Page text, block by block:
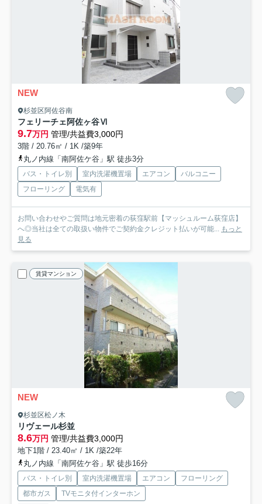
NEW
杉並区阿佐谷南
フェリーチェ阿佐ヶ谷Ⅵ
9.7万円 管理/共益費3,000円
3階 / 20.76㎡ / 1K /築9年
丸ノ内線「南阿佐ケ谷」駅 徒歩3分
バス・トイレ別 室内洗濯機置場 エアコン
バルコニー
フローリング
電気有
お問い合わせやご質問は地元密着の荻窪駅前【マッシュルーム荻窪店】
へ◎当社は全ての取扱い物件でご契約金クレジット払いが可能... もっと
見る
賃貸マンション
NEW
杉並区松ノ木
リヴェール杉並
8.6万円 管理/共益費3,000円
地下1階 / 23.40㎡ / 1K /築22年
丸ノ内線「南阿佐ケ谷」駅 徒歩16分
バス・トイレ別 室内洗濯機置場 エアコン
フローリング
都市ガス
TVモニタ付インターホン